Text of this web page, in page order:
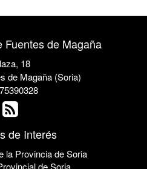
Fuentes de Magaña
18
de Magaña (Soria)
de Interés
la Provincia de Soria
de Soria